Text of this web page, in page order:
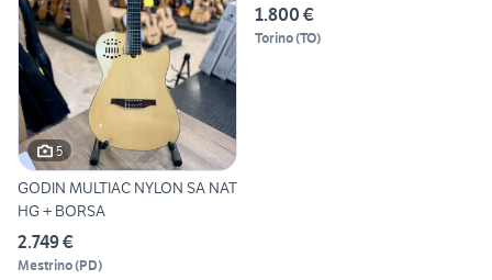
5
GODIN MULTIAC NYLON SA NAT
HG + BORSA
2.749 €
Mestrino(PD)
1.800 €
Torino(TO)